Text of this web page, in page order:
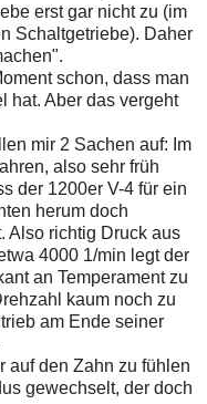
erst gar nicht zu (im
Schaltgetriebe). Daher
schon, dass man
hat. Aber das vergeht
mir 2 Sachen auf: Im
also sehr früh
der 1200er V-4 für ein
herum doch
Also richtig Druck aus
4000 1/min legt der
an Temperament zu
kaum noch zu
am Ende seiner
auf den Zahn zu fühlen
gewechselt, der doch